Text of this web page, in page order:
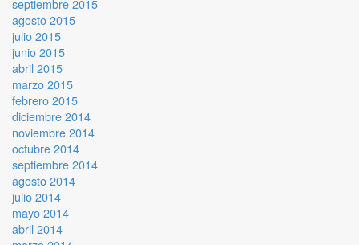
agosto 2015
julio 2015
junio 2015
abril 2015
marzo 2015
febrero 2015
diciembre 2014
noviembre 2014
octubre 2014
septiembre 2014
agosto 2014
julio 2014
mayo 2014
abril 2014